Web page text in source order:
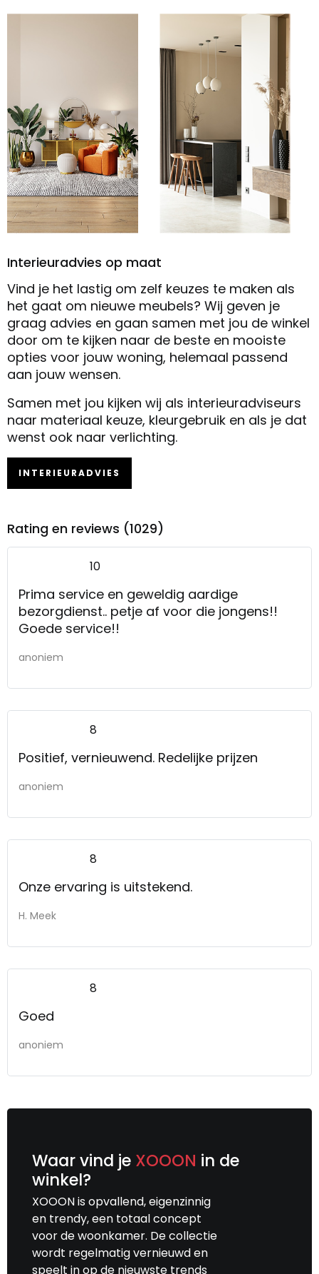
Interieuradvies op maat
Vind je het lastig om zelf keuzes te maken als
het gaat om nieuwe meubels? Wij geven je
graag advies en gaan samen met jou de winkel
door om te kijken naar de beste en mooiste
opties voor jouw woning, helemaal passend
aan jouw wensen.
Samen met jou kijken wij als interieuradviseurs
naar materiaal keuze, kleurgebruik en als je dat
wenst ook naar verlichting.
INTERIEURADVIES
Rating en reviews (1029)
10
Prima service en geweldig aardige
bezorgdienst.. petje af voor die jongens!!
Goede service!!
anoniem
8
Positief, vernieuwend. Redelijke prijzen
anoniem
8
Onze ervaring is uitstekend.
H. Meek
8
Goed
anoniem
Waar vind je XOOON in de
winkel?
XOOON is opvallend, eigenzinnig
en trendy, een totaal concept
voor de woonkamer. De collectie
wordt regelmatig vernieuwd en
speelt in op de nieuwste trends